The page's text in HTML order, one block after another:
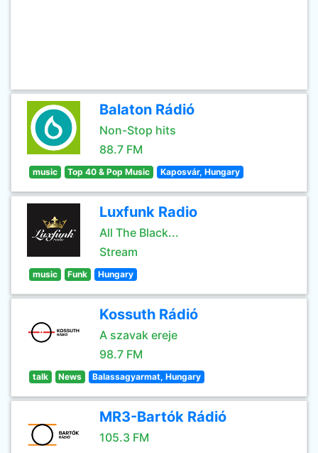
Balaton Rádió
Non-Stop hits
88.7 FM
music Top 40 & Pop Music Kaposvár, Hungary
Luxfunk Radio
All The Black...
Stream
music Funk Hungary
Kossuth Rádió
A szavak ereje
98.7 FM
talk News Balassagyarmat, Hungary
MR3-Bartók Rádió
105.3 FM